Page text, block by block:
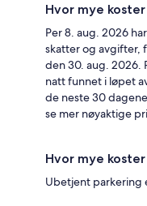
Hvor mye
Per 8. aug. 2026
skatter og avgifter,
den 30. aug. 2026.
natt funnet i løpet
de neste 30
se mer nøyaktige
Hvor mye
Ubetjent parkering